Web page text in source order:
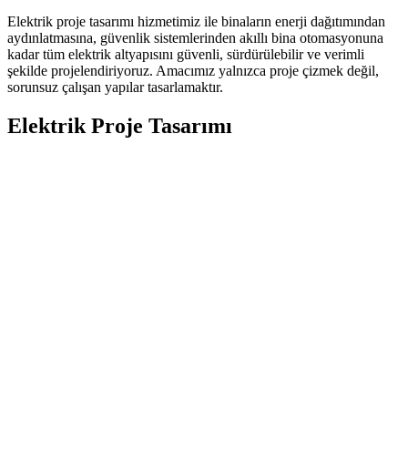
Elektrik proje tasarımı hizmetimiz ile binaların enerji dağıtımından
aydınlatmasına, güvenlik sistemlerinden akıllı bina otomasyonuna
kadar tüm elektrik altyapısını güvenli, sürdürülebilir ve verimli
şekilde projelendiriyoruz. Amacımız yalnızca proje çizmek değil,
sorunsuz çalışan yapılar tasarlamaktır.
Elektrik Proje Tasarımı